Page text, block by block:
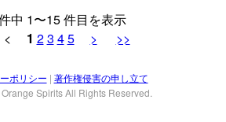
中 1〜15 件目を表示
< 1 23 45 > >>
ポリシー | 著作権侵害の申し立て
Spirits All Rights Reserved.